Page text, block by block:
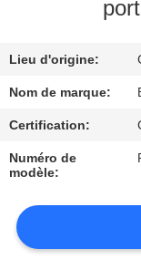
DE
QUALITÉ
NOUS
Lieu d'origine:
Nom de marque:
Certification:
Numéro de
modèle: